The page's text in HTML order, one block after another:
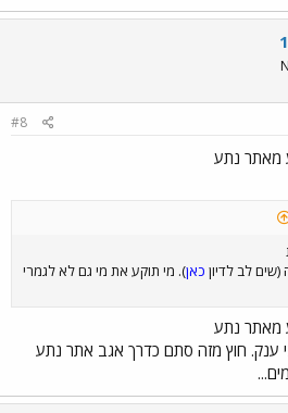
#8
מאתר נתע
(שים לב לדיון כאן). מי תוקע את מי גם לא לגמרי
מאתר נתע
ענק. חוץ מזה סתם כדרך אגב אתר נתע